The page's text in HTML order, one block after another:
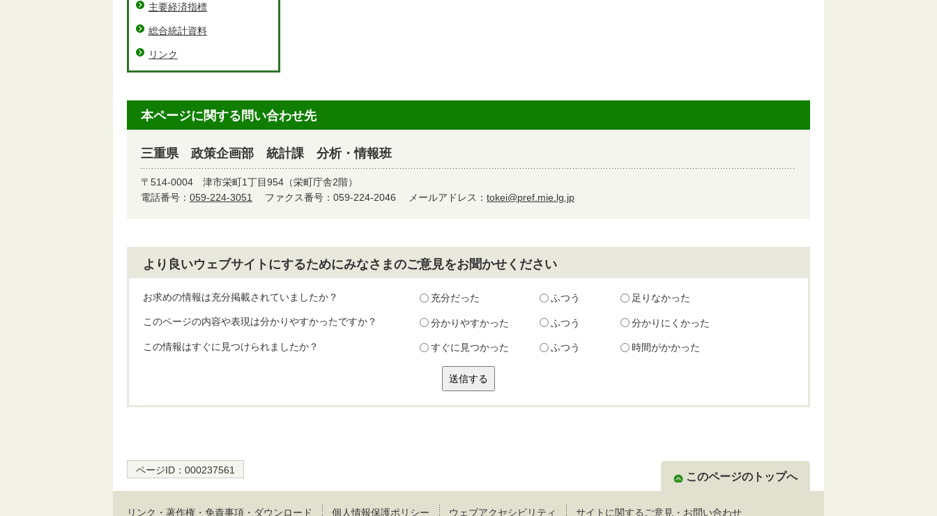
主要経済指標
総合統計資料
リンク
本ページに関する問い合わせ先
三重県 政策企画部 統計課 分析・情報班
〒514-0004 津市栄町1丁目954（栄町庁舎2階）
電話番号： 059-224-3051 ファクス番号：059-224-2046 メールアドレス： tokei@pref.mie.lg.jp
より良いウェブサイトにするためにみなさまのご意見をお聞かせください
お求めの情報は充分掲載されていましたか？ 充分だった ふつう 足りなかった
このページの内容や表現は分かりやすかったですか？ 分かりやすかった ふつう 分かりにくかった
この情報はすぐに見つけられましたか？ すぐに見つかった ふつう 時間がかかった
ページID： 000237561
このページのトップへ
リンク・著作権・免責事項・ダウンロード 個人情報保護ポリシー ウェブアクセシビリティ サイトに関するご意見・お問い合わせ